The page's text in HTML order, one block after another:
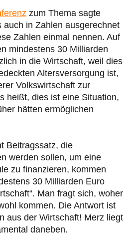
zum Thema sagte
auch in Zahlen ausgerechnet
Zahlen einmal nennen. Auf
mindestens 30 Milliarden
in die Wirtschaft, weil dies
Altersversorgung ist,
Volkswirtschaft zur
heißt, dies ist eine Situation,
hätten ermöglichen
Beitragssatz, die
werden sollen, um eine
zu finanzieren, kommen
30 Milliarden Euro
Man fragt sich, woher
kommen. Die Antwort ist
aus der Wirtschaft! Merz liegt
daneben.